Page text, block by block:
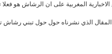
المغربية على ان الرشاش هو فعلا
المقال الذي نشرناه حول حول تبني